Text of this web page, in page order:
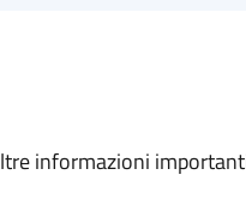
informazioni